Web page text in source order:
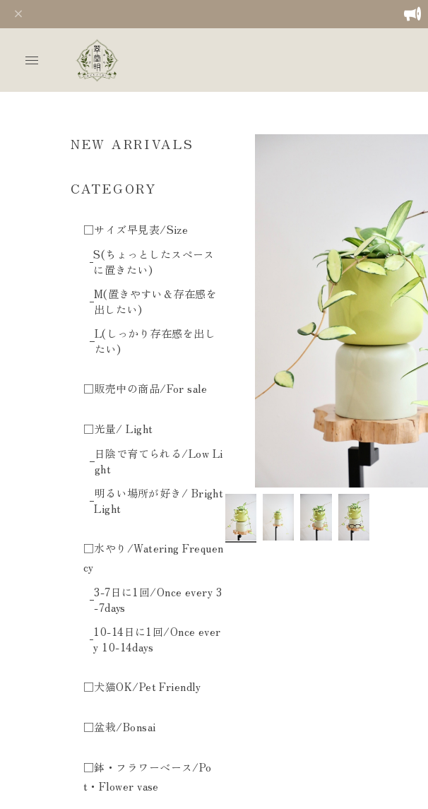
NEW ARRIVALS
CATEGORY
□サイズ早見表/Size
S(ちょっとしたスペース
に置きたい)
M(置きやすい＆存在感を
出したい)
L(しっかり存在感を出し
たい)
□販売中の商品/For sale
□光量/ Light
日陰で育てられる/Low Li
ght
明るい場所が好き/ Bright
Light
□水やり/Watering Frequen
cy
3-7日に1回/Once every 3
-7days
10-14日に1回/Once ever
y 10-14days
□犬猫OK/Pet Friendly
□盆栽/Bonsai
□鉢・フラワーベース/Po
t・Flower vase